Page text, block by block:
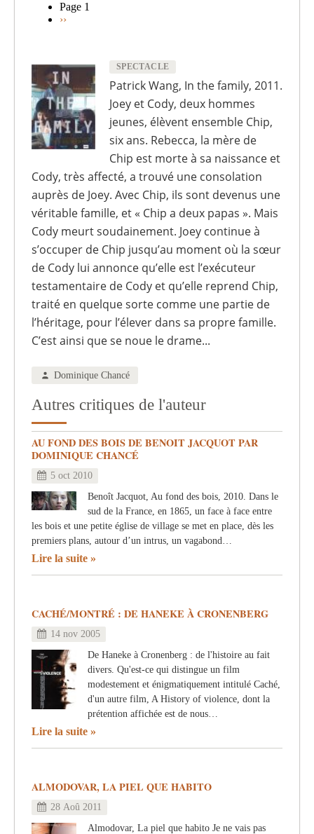
Pagination
Page 1
Page
››
SPECTACLE
Patrick Wang, In the family, 2011.
Joey et Cody, deux hommes
jeunes, élèvent ensemble Chip,
six ans. Rebecca, la mère de
Chip est morte à sa naissance et
Cody, très affecté, a trouvé une consolation
auprès de Joey. Avec Chip, ils sont devenus une
véritable famille, et « Chip a deux papas ». Mais
Cody meurt soudainement. Joey continue à
s’occuper de Chip jusqu’au moment où la sœur
de Cody lui annonce qu’elle est l’exécuteur
testamentaire de Cody et qu’elle reprend Chip,
traité en quelque sorte comme une partie de
l’héritage, pour l’élever dans sa propre famille.
C’est ainsi que se noue le drame...
Dominique Chancé
Autres critiques de l'auteur
AU FOND DES BOIS DE BENOIT JACQUOT PAR
DOMINIQUE CHANCÉ
5 oct 2010
Benoît Jacquot, Au fond des bois, 2010. Dans le
sud de la France, en 1865, un face à face entre
les bois et une petite église de village se met en place, dès les
premiers plans, autour d’un intrus, un vagabond…
Lire la suite
CACHÉ/MONTRÉ : DE HANEKE À CRONENBERG
14 nov 2005
De Haneke à Cronenberg : de l'histoire au fait
divers. Qu'est-ce qui distingue un film
modestement et énigmatiquement intitulé Caché,
d'un autre film, A History of violence, dont la
prétention affichée est de nous…
Lire la suite
ALMODOVAR, LA PIEL QUE HABITO
28 Aoû 2011
Almodovar, La piel que habito Je ne vais pas